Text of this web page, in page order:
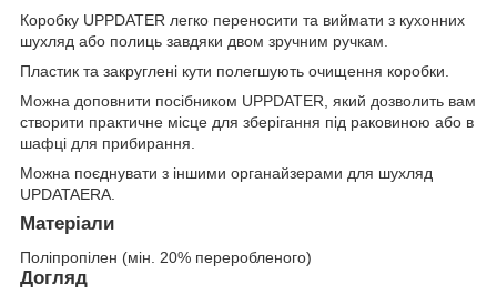
Коробку UPPDATER легко переносити та виймати з кухонних
шухляд або полиць завдяки двом зручним ручкам.
Пластик та закруглені кути полегшують очищення коробки.
Можна доповнити посібником UPPDATER, який дозволить вам
створити практичне місце для зберігання під раковиною або в
шафці для прибирання.
Можна поєднувати з іншими органайзерами для шухляд
UPDATAERA.
Матеріали
Поліпропілен (мін. 20% переробленого)
Догляд